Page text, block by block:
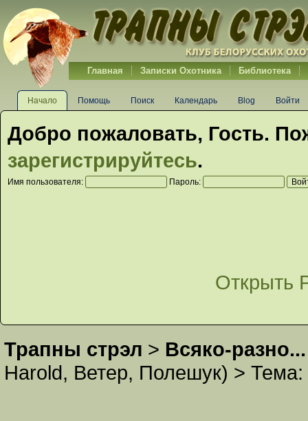
Главная Записки Охотника Библиотека
Начало Помощь Поиск Календарь Blog Войти
Добро пожаловать, Гость.
зарегистрируйтесь.
Имя пользователя: Пароль:
Открыть
Трапны стрэл > Всяко-разно...
Harold, Ветер, Полешук) > Тема: